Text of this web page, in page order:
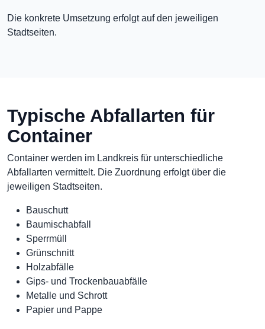
Die konkrete Umsetzung erfolgt auf den jeweiligen
Stadtseiten.
Typische Abfallarten für
Container
Container werden im Landkreis für unterschiedliche
Abfallarten vermittelt. Die Zuordnung erfolgt über die
jeweiligen Stadtseiten.
Bauschutt
Baumischabfall
Sperrmüll
Grünschnitt
Holzabfälle
Gips- und Trockenbauabfälle
Metalle und Schrott
Papier und Pappe